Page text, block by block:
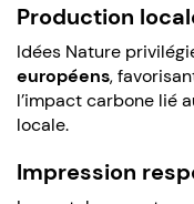
Production
Idées Nature
européens,
l’impact carbone lié
locale.
Impression